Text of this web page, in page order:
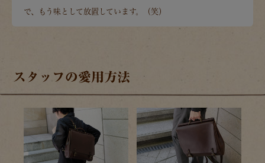
で、もう味として放置しています。（笑）
スタッフの愛用方法